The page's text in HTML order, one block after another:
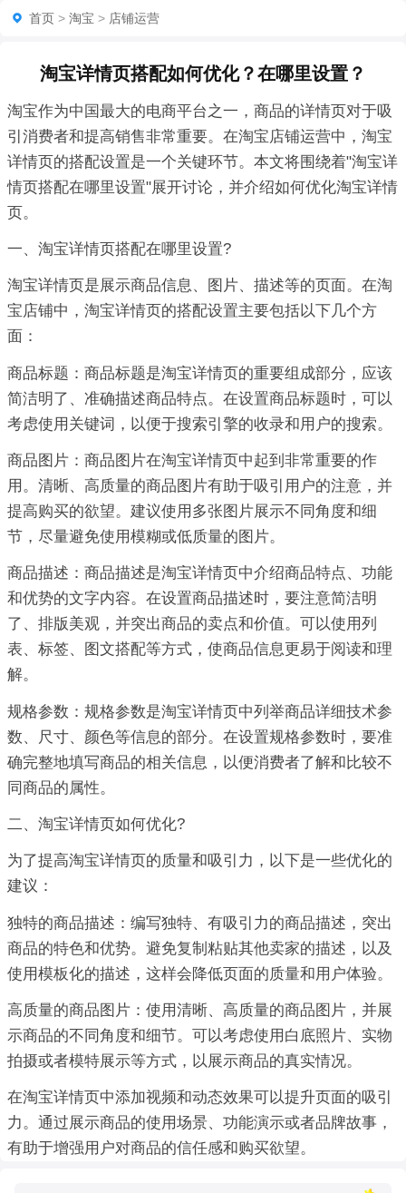
首页 > 淘宝 > 店铺运营
淘宝详情页搭配如何优化？在哪里设置？
淘宝作为中国最大的电商平台之一，商品的详情页对于吸
引消费者和提高销售非常重要。在淘宝店铺运营中，淘宝
详情页的搭配设置是一个关键环节。本文将围绕着"淘宝详
情页搭配在哪里设置"展开讨论，并介绍如何优化淘宝详情
页。
一、淘宝详情页搭配在哪里设置?
淘宝详情页是展示商品信息、图片、描述等的页面。在淘
宝店铺中，淘宝详情页的搭配设置主要包括以下几个方
面：
商品标题：商品标题是淘宝详情页的重要组成部分，应该
简洁明了、准确描述商品特点。在设置商品标题时，可以
考虑使用关键词，以便于搜索引擎的收录和用户的搜索。
商品图片：商品图片在淘宝详情页中起到非常重要的作
用。清晰、高质量的商品图片有助于吸引用户的注意，并
提高购买的欲望。建议使用多张图片展示不同角度和细
节，尽量避免使用模糊或低质量的图片。
商品描述：商品描述是淘宝详情页中介绍商品特点、功能
和优势的文字内容。在设置商品描述时，要注意简洁明
了、排版美观，并突出商品的卖点和价值。可以使用列
表、标签、图文搭配等方式，使商品信息更易于阅读和理
解。
规格参数：规格参数是淘宝详情页中列举商品详细技术参
数、尺寸、颜色等信息的部分。在设置规格参数时，要准
确完整地填写商品的相关信息，以便消费者了解和比较不
同商品的属性。
二、淘宝详情页如何优化?
为了提高淘宝详情页的质量和吸引力，以下是一些优化的
建议：
独特的商品描述：编写独特、有吸引力的商品描述，突出
商品的特色和优势。避免复制粘贴其他卖家的描述，以及
使用模板化的描述，这样会降低页面的质量和用户体验。
高质量的商品图片：使用清晰、高质量的商品图片，并展
示商品的不同角度和细节。可以考虑使用白底照片、实物
拍摄或者模特展示等方式，以展示商品的真实情况。
在淘宝详情页中添加视频和动态效果可以提升页面的吸引
力。通过展示商品的使用场景、功能演示或者品牌故事，
有助于增强用户对商品的信任感和购买欲望。